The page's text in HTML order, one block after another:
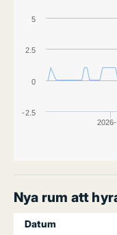
-2.5
0
2.5
5
Nya rum att
Datum